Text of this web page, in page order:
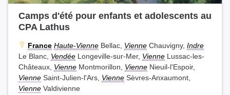
Camps d'été pour enfants et adolescents au
CPA Lathus
France Haute-Vienne Bellac, Vienne Chauvigny, Indre
Le Blanc, Vendée Longeville-sur-Mer, Vienne Lussac-les-
Châteaux, Vienne Montmorillon, Vienne Nieuil-l'Espoir,
Vienne Saint-Julien-l'Ars, Vienne Sèvres-Anxaumont,
Vienne Valdivienne